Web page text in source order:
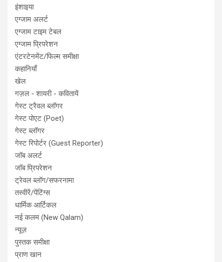
इंशाइया
एग्जाम अलर्ट
एग्जाम टाइम टेबल
एग्जाम प्रिपरेशन
एंटरटेनमेंट/फिल्म समीक्षा
कहानियाँ
खेल
गज़ल - शायरी - कवितायें
गेस्ट ट्रैवल ब्लॉगर
गेस्ट पोएट (Poet)
गेस्ट ब्लॉगर
गेस्ट रिपोर्टर (Guest Reporter)
जॉब अलर्ट
जॉब प्रिपरेशन
ट्रेवल ब्लॉग/सफरनामा
तस्वीरें/पेंटिंग्स
धार्मिक आर्टिकल
नई कलम (New Qalam)
न्यूज़
पुस्तक समीक्षा
प्राण खान